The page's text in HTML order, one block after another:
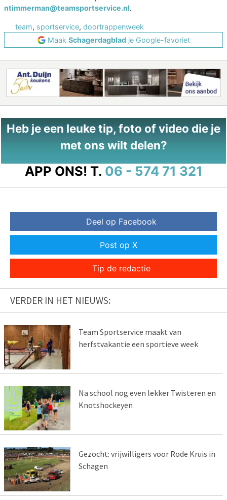
ntimmerman@teamsportservice.nl.
team, sportservice, doortrappenweek
Maak Schagerdagbladje Google-favoriet
Heb je een leuke tip, foto of video die je
met ons wilt delen?
APP ONS! T. 06 - 574 71 321
Deel op Facebook
Post op X
Tip de redactie
VERDER IN HET NIEUWS:
Team Sportservice maakt van
herfstvakantie een sportieve week
Na school nog even lekker Twisteren en
Knotshockeyen
Gezocht: vrijwilligers voor Rode Kruis in
Schagen